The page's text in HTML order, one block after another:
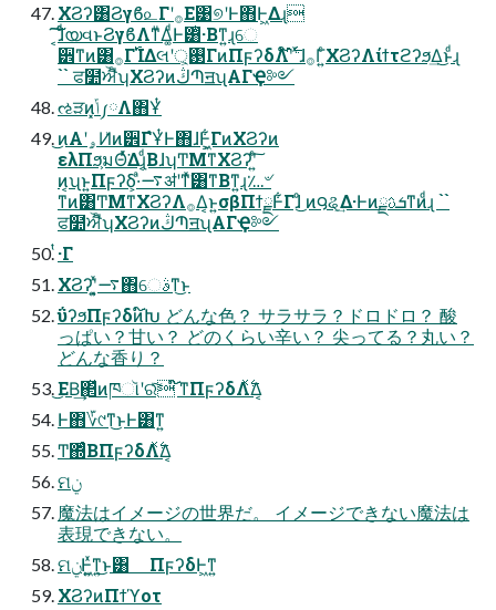
ΧϨʔ͸Ϩγϐ௨Γʹ࡞Ε͹୭ʹͰ΋Ͱ͖Δɻ
͔͠͠ɺͨͩയવͱϨγϐΛͳͧΔ͚ͩͰ͸ͭ·Βͳ͍ɻେ
੾ͳͷ͸࡞Γ࢝ΊΔલʹ࢓্͕ΓͷΠϝʔδΛ໌֬ʹ࣋ͬ ͯɺ࡞Γ͍ͨΧϨʔΛίϯτϩʔϧ͢Δ͜ͱͩɻ
`` ਫ໺ਔีʮΧϨʔͷڭՊॻʯΑΓҾ༻
ઌੜͷ͓ݴ༿Λ΋͏Ұͭ
͜ͷΑ͏ʹۄͶ͗ͷ੾ΓํҰͭͰ΋ɺͰ͖͕͋ΓͷΧϨʔͷ
ελΠϧ͕มΘͬͯ͘Δɻ͔ͩΒɺʮͲΜͳΧϨʔʹ͍ͨ͠
ͷ͔ʯͱ͍͏Πϝʔδ͕·ͣ࠷ॳʹͳͯ͘͸ͳΒͳ͍ɻ؊৺
ͳͷ͸ͲΜͳΧϨʔΛ࡞Δ͔ͱ͍͏σβΠϯྗͰ͋Γɺͦ͜ ͷ౸ୡ͢Δ·Ͱͷܭࢉྗͳͷͩɻ ``
ਫ໺ਔีʮΧϨʔͷڭՊॻʯΑΓҾ༻
ͭ·Γ
ΧϨʔʹ͓͍ͯ࠷΋େࣄͳ͜ͱ
ΰʔϧΠϝʔδͷ໌֬Խ どんな⾊？ サラサラ？ドロドロ？ 酸
っぱい？⽢い？ どのくらい⾟い？ 尖ってる？丸い？
どんな⾹り？
͜ΕΒ͢΂ͯͷཁૉʹରͯ͠ ໌֬ͳΠϝʔδΛ࣋ͯΔ͔
Ͱ΋؆୯ͳ͜ͱͰ͸ͳ͍
Ͳ͏΍ͬͨΒΠϝʔδΛ࣋ͯΔ͔
ମݧ
魔法はイメージの世界だ。 イメージできない魔法は
表現できない。
ମݧͰ͖͍ͯͳ͍͜ͱ͸ ΠϝʔδͰ͖ͳ͍
ΧϨʔͷΠϯϓοτ